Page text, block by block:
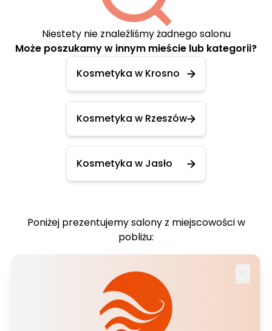
Niestety nie znaleźliśmy żadnego salonu
Może poszukamy w innym mieście lub kategorii?
Kosmetyka w Krosno
Kosmetyka w Rzeszów
Kosmetyka w Jasło
Poniżej prezentujemy salony z miejscowości w
pobliżu: